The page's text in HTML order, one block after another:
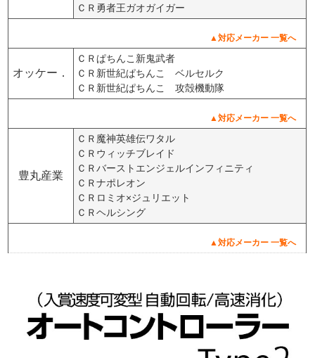
ＣＲ勇者王ガオガイガー
▲対応メーカー 一覧へ
オッケー．
ＣＲぱちんこ新鬼武者
ＣＲ新世紀ぱちんこ ベルセルク
ＣＲ新世紀ぱちんこ 攻殻機動隊
▲対応メーカー 一覧へ
豊丸産業
ＣＲ魔神英雄伝ワタル
ＣＲウィッチブレイド
ＣＲバーストエンジェルインフィニティ
ＣＲナポレオン
ＣＲロミオ×ジュリエット
ＣＲヘルシング
▲対応メーカー 一覧へ